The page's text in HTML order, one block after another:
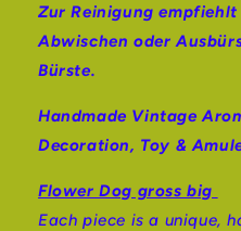
Zur Reinigung
Abwischen oder
Bürste.
Handmade Vintage
Decoration, Toy &
Flower Dog gross big
Each piece is a unique,